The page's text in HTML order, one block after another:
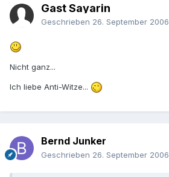
Gast Sayarin
Geschrieben 26. September 2006
Nicht ganz...
Ich liebe Anti-Witze...
Bernd Junker
Geschrieben 26. September 2006